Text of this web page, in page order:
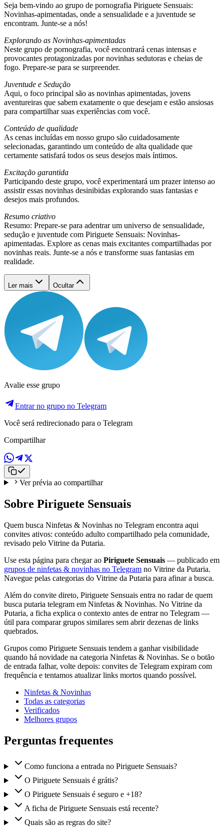
Seja bem-vindo ao grupo de pornografia Piriguete Sensuais:
Novinhas-apimentadas, onde a sensualidade e a juventude se
encontram. Junte-se a nós!
Explorando as Novinhas-apimentadas
Neste grupo de pornografia, você encontrará cenas intensas e
provocantes protagonizadas por novinhas sedutoras e cheias de
fogo. Prepare-se para se surpreender.
Juventude e Sedução
Aqui, o foco principal são as novinhas apimentadas, jovens
aventureiras que sabem exatamente o que desejam e estão ansiosas
para compartilhar suas experiências com você.
Conteúdo de qualidade
As cenas incluídas em nosso grupo são cuidadosamente
selecionadas, garantindo um conteúdo de alta qualidade que
certamente satisfará todos os seus desejos mais íntimos.
Excitação garantida
Participando deste grupo, você experimentará um prazer intenso ao
assistir essas novinhas desinibidas explorando suas fantasias e
desejos mais profundos.
Resumo criativo
Resumo: Prepare-se para adentrar um universo de sensualidade,
sedução e juventude com Piriguete Sensuais: Novinhas-
apimentadas. Explore as cenas mais excitantes compartilhadas por
novinhas reais. Junte-se a nós e transforme suas fantasias em
realidade.
Ler mais Ocultar
Avalie esse grupo
Entrar no grupo no Telegram
Você será redirecionado para o Telegram
Compartilhar
Ver prévia ao compartilhar
Sobre Piriguete Sensuais
Quem busca Ninfetas & Novinhas no Telegram encontra aqui
convites ativos: conteúdo adulto compartilhado pela comunidade,
revisado pelo Vitrine da Putaria.
Use esta página para chegar ao Piriguete Sensuais — publicado em
grupos de ninfetas & novinhas no Telegram no Vitrine da Putaria.
Navegue pelas categorias do Vitrine da Putaria para afinar a busca.
Além do convite direto, Piriguete Sensuais entra no radar de quem
busca putaria telegram em Ninfetas & Novinhas. No Vitrine da
Putaria, a ficha explica o contexto antes de entrar no Telegram —
útil para comparar grupos similares sem abrir dezenas de links
quebrados.
Grupos como Piriguete Sensuais tendem a ganhar visibilidade
quando há novidade na categoria Ninfetas & Novinhas. Se o botão
de entrada falhar, volte depois: convites de Telegram expiram com
frequência e tentamos atualizar links mortos quando possível.
Ninfetas & Novinhas
Todas as categorias
Verificados
Melhores grupos
Perguntas frequentes
Como funciona a entrada no Piriguete Sensuais?
O Piriguete Sensuais é grátis?
O Piriguete Sensuais é seguro e +18?
A ficha de Piriguete Sensuais está recente?
Quais são as regras do site?